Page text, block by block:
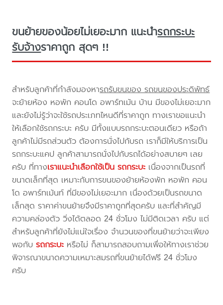
ขนย้ายของน้อยไม่เยอะมาก แนะนำรถกระบะ
รับจ้างราคาถูก สุดๆ !!
สำหรับลูกค้าที่กำลังมองหารถรับขนของ รถขนของประดิพัทธ์
จะย้ายห้อง หอพัก คอนโด อพาร์ทเม้น บ้าน มีของไม่เยอะมาก
และยังไม่รู้ว่าจะใช้รถประเภทไหนดีที่ราคาถูก ทางเราขอแนะนำ
ให้เลือกใช้รถกระบะ ครับ มีทั้งแบบรถกระบะตอนเดียว หรือถ้า
ลูกค้าไม่มีรถส่วนตัว ต้องการนั่งไปกับรถ เราก็มีให้บริการเป็น
รถกระบะแคป ลูกค้าสามารถนั่งไปกับรถได้อย่างสบายๆ เลย
ครับ ที่ทางเราแนะนำเลือกใช้เป็น รถกระบะ เนื่องจากเป็นรถที่
ขนาดเล็กที่สุด เหมาะกับการขนของย้ายห้องพัก หอพัก คอน
โด อพาร์ทเม้นท์ ที่มีของไม่เยอะมาก เนื่องด้วยเป็นรถขนาด
เล็กสุด ราคาค่าขนย้ายจึงมีราคาถูกที่สุดครับ และที่สำคัญมี
ความคล่องตัว วิ่งได้ตลอด 24 ชั่วโมง ไม่มีติดเวลา ครับ แต่
สำหรับลูกค้าที่ยังไม่แน่ใจเรื่อง จำนวนของที่ขนย้ายว่าจะเพียง
พอกับรถกระบะ หรือไม่ ก็สามารถสอบถามเพื่อให้ทางเราช่วย
พิจารณาขนาดความเหมาะสมรถที่ขนย้ายได้ฟรี 24 ชั่วโมง
ครับ